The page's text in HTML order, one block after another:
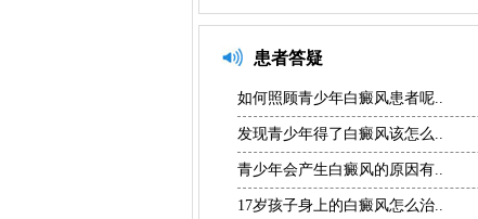
患者答疑
如何照顾青少年白癜风患者呢..
发现青少年得了白癜风该怎么..
青少年会产生白癜风的原因有..
17岁孩子身上的白癜风怎么治..